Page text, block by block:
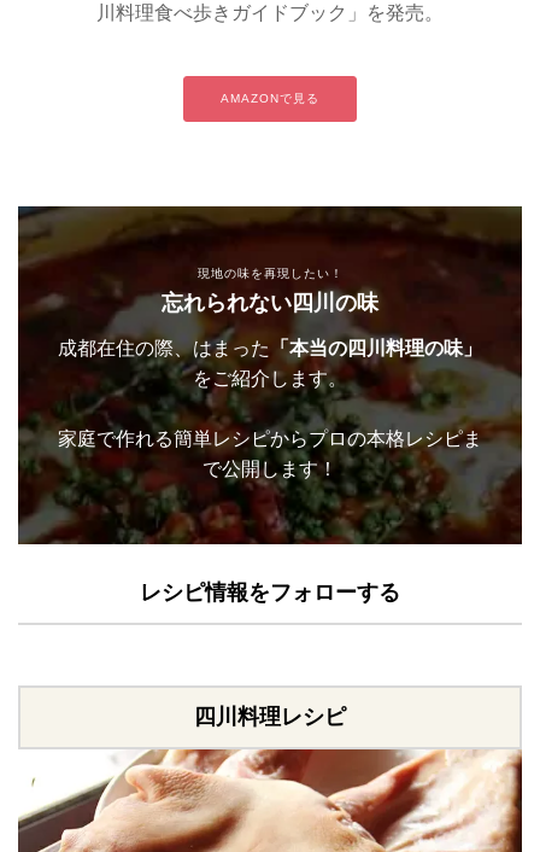
川料理食べ歩きガイドブック」を発売。
AMAZONで見る
現地の味を再現したい！
忘れられない四川の味
成都在住の際、はまった
「本当の四川料理の味」
をご紹介します。
家庭で作れる簡単レシピからプロの本格レシピま
で公開します！
レシピ情報をフォローする
四川料理レシピ